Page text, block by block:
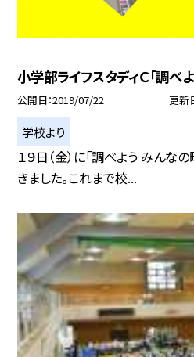
小学部ライフスタディＣ「調べ
公開日 2019/07/22 更新
学校より
１９日（金）に「調べよう みんな
きました。これまで校...